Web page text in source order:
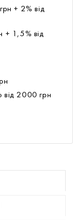
+ 2% від
+ 1,5% від
від 2000 грн